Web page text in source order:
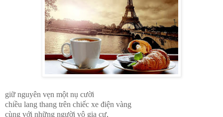
giữ nguyên vẹn một nụ cười
chiều lang thang trên chiếc xe điện vàng
cùng với những người vô gia cư,